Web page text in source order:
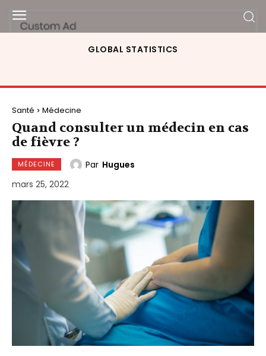
GLOBAL STATISTICS
Santé Médecine
Quand consulter un médecin en cas
de fièvre ?
MÉDECINE Par Hugues
mars 25, 2022